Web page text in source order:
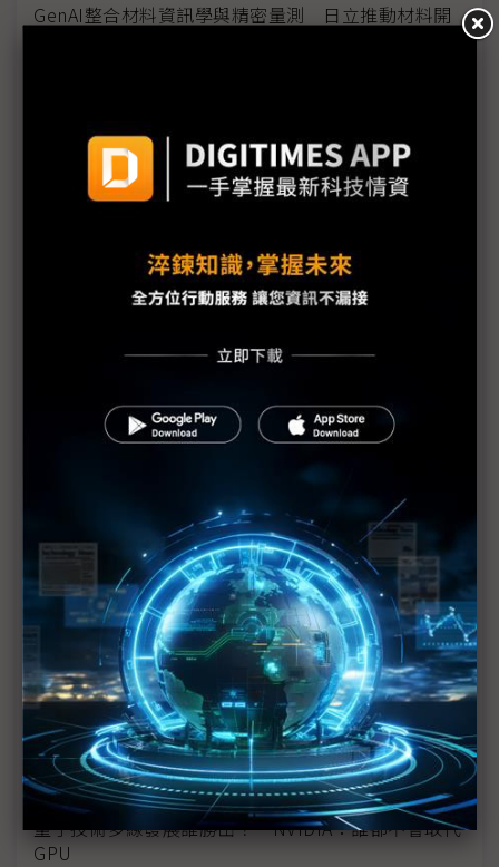
GenAI整合材料資訊學與精密量測 日立推動材料開
企業求產能、員工已滿載 微軟：AI Agent成解套關
大數據AI EXPO首秀 推全新AI Workshop企業解決
AI代理顛覆企業架構 IBM：前台系統將退居幕後
缺工壓力催化AI Agent應用 91APP將推AI代理平台
AI EXPO首辦量子論壇 NVIDIA、Google同台預測
擷發AI EXPO首秀車用新進展 DMS、電子後照鏡雙
企業AI與產業AI雙軸成長 宜鼎系統性應用攻企業數
位轉型
台灣成全球AI核心軍火庫 5大產業10兆產值達標
量子技術多線發展誰勝出？ NVIDIA：誰都不會取代
GPU